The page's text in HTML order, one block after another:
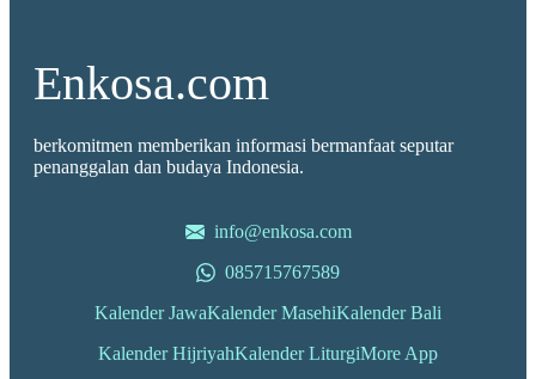
Enkosa.com
berkomitmen memberikan informasi bermanfaat seputar
penanggalan dan budaya Indonesia.
info@enkosa.com
085715767589
Kalender JawaKalender MasehiKalender Bali
Kalender HijriyahKalender LiturgiMore App